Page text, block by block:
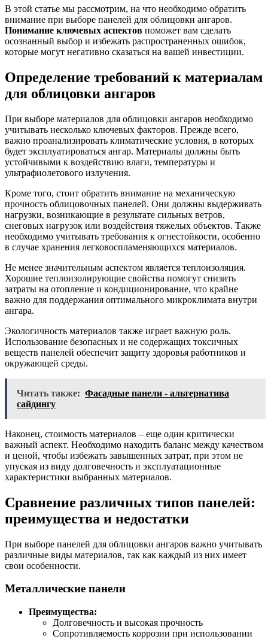
В этой статье мы рассмотрим, на что необходимо обратить
внимание при выборе панелей для облицовки ангаров.
Понимание ключевых аспектов поможет вам сделать
осознанный выбор и избежать распространенных ошибок,
которые могут негативно сказаться на вашей инвестиции.
Определение требований к материалам
для облицовки ангаров
При выборе материалов для облицовки ангаров необходимо
учитывать несколько ключевых факторов. Прежде всего,
важно проанализировать климатические условия, в которых
будет эксплуатироваться ангар. Материалы должны быть
устойчивыми к воздействию влаги, температуры и
ультрафиолетового излучения.
Кроме того, стоит обратить внимание на механическую
прочность облицовочных панелей. Они должны выдерживать
нагрузки, возникающие в результате сильных ветров,
снеговых нагрузок или воздействия тяжелых объектов. Также
необходимо учитывать требования к огнестойкости, особенно
в случае хранения легковоспламеняющихся материалов.
Не менее значительным аспектом является теплоизоляция.
Хорошие теплоизолирующие свойства помогут снизить
затраты на отопление и кондиционирование, что крайне
важно для поддержания оптимального микроклимата внутри
ангара.
Экологичность материалов также играет важную роль.
Использование безопасных и не содержащих токсичных
веществ панелей обеспечит защиту здоровья работников и
окружающей среды.
Читать также: Фасадные панели - альтернатива
сайдингу
Наконец, стоимость материалов – еще один критически
важный аспект. Необходимо находить баланс между качеством
и ценой, чтобы избежать завышенных затрат, при этом не
упуская из виду долговечность и эксплуатационные
характеристики выбранных материалов.
Сравнение различных типов панелей:
преимущества и недостатки
При выборе панелей для облицовки ангаров важно учитывать
различные виды материалов, так как каждый из них имеет
свои особенности.
Металлические панели
Преимущества:
Долговечность и высокая прочность
Сопротивляемость коррозии при использовании